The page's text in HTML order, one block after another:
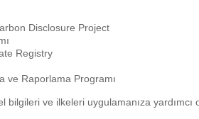
Disclosure Project
Registry
ve Raporlama Programı
ve ilkeleri uygulamanıza yardımcı